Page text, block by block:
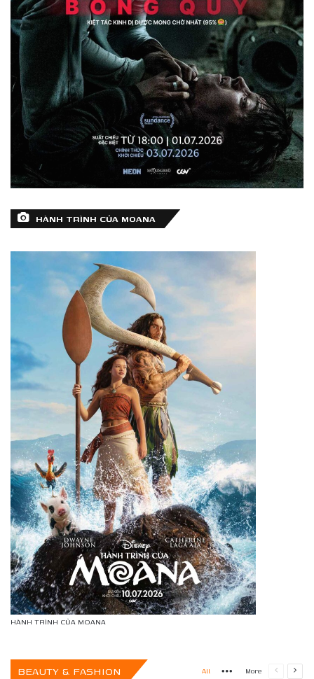
HÀNH TRÌNH CỦA MOANA
HÀNH TRÌNH CỦA MOANA
BEAUTY & FASHION All More
More
PreviousNext